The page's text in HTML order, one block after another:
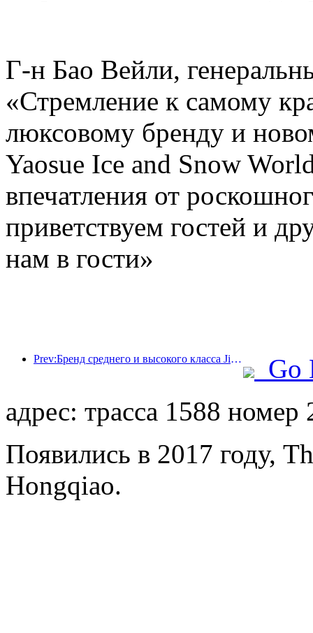
Г-н Бао Вейли,
«Стремление к самому
люксовому бренду и
Yaosue Ice and Snow
впечатления от
приветствуем гостей и
нам в гости»
Prev:Бренд среднего и высокого класса Jingsheng Hotel официально отправляется в плавание, открывая новую модель интеграции киберспорта, культуры и туризма.
Go
адрес: трасса 1588
Появились в 2017 году,
Hongqiao.